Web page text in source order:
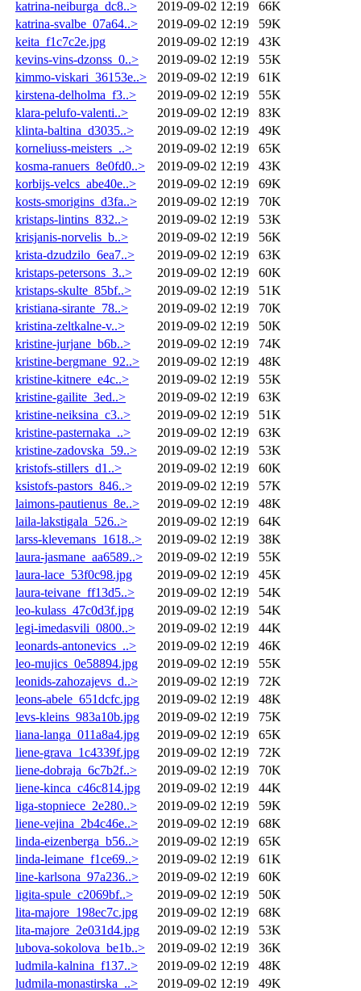
katrina-neiburga_dc8..> 2019-09-02 12:19
66K
katrina-svalbe_07a64..>
2019-09-02 12:19
59K
keita_f1c7c2e.jpg
2019-09-02 12:19
43K
kevins-vins-dzonss_0..>
2019-09-02 12:19
55K
kimmo-viskari_36153e..>
2019-09-02 12:19
61K
kirstena-delholma_f3..>
2019-09-02 12:19
55K
klara-pelufo-valenti..>
2019-09-02 12:19
83K
klinta-baltina_d3035..>
2019-09-02 12:19
49K
korneliuss-meisters_..>
2019-09-02 12:19
65K
kosma-ranuers_8e0fd0..>
2019-09-02 12:19
43K
korbijs-velcs_abe40e..>
2019-09-02 12:19
69K
kosts-smorigins_d3fa..>
2019-09-02 12:19
70K
kristaps-lintins_832..>
2019-09-02 12:19
53K
krisjanis-norvelis_b..>
2019-09-02 12:19
56K
krista-dzudzilo_6ea7..>
2019-09-02 12:19
63K
kristaps-petersons_3..>
2019-09-02 12:19
60K
kristaps-skulte_85bf..>
2019-09-02 12:19
51K
kristiana-sirante_78..>
2019-09-02 12:19
70K
kristina-zeltkalne-v..>
2019-09-02 12:19
50K
kristine-jurjane_b6b..>
2019-09-02 12:19
74K
kristine-bergmane_92..>
2019-09-02 12:19
48K
kristine-kitnere_e4c..>
2019-09-02 12:19
55K
kristine-gailite_3ed..>
2019-09-02 12:19
63K
kristine-neiksina_c3..>
2019-09-02 12:19
51K
kristine-pasternaka_..>
2019-09-02 12:19
63K
kristine-zadovska_59..>
2019-09-02 12:19
53K
kristofs-stillers_d1..>
2019-09-02 12:19
60K
ksistofs-pastors_846..>
2019-09-02 12:19
57K
laimons-pautienus_8e..>
2019-09-02 12:19
48K
laila-lakstigala_526..>
2019-09-02 12:19
64K
larss-klevemans_1618..>
2019-09-02 12:19
38K
laura-jasmane_aa6589..>
2019-09-02 12:19
55K
laura-lace_53f0c98.jpg
2019-09-02 12:19
45K
laura-teivane_ff13d5..>
2019-09-02 12:19
54K
leo-kulass_47c0d3f.jpg
2019-09-02 12:19
54K
legi-imedasvili_0800..>
2019-09-02 12:19
44K
leonards-antonevics_..>
2019-09-02 12:19
46K
leo-mujics_0e58894.jpg
2019-09-02 12:19
55K
leonids-zahozajevs_d..>
2019-09-02 12:19
72K
leons-abele_651dcfc.jpg
2019-09-02 12:19
48K
levs-kleins_983a10b.jpg
2019-09-02 12:19
75K
liana-langa_011a8a4.jpg
2019-09-02 12:19
65K
liene-grava_1c4339f.jpg
2019-09-02 12:19
72K
liene-dobraja_6c7b2f..>
2019-09-02 12:19
70K
liene-kinca_c46c814.jpg
2019-09-02 12:19
44K
liga-stopniece_2e280..>
2019-09-02 12:19
59K
liene-vejina_2b4c46e..>
2019-09-02 12:19
68K
linda-eizenberga_b56..>
2019-09-02 12:19
65K
linda-leimane_f1ce69..>
2019-09-02 12:19
61K
line-karlsona_97a236..>
2019-09-02 12:19
60K
ligita-spule_c2069bf..>
2019-09-02 12:19
50K
lita-majore_198ec7c.jpg
2019-09-02 12:19
68K
lita-majore_2e031d4.jpg
2019-09-02 12:19
53K
lubova-sokolova_be1b..>
2019-09-02 12:19
36K
ludmila-kalnina_f137..>
2019-09-02 12:19
48K
ludmila-monastirska_..>
2019-09-02 12:19
49K